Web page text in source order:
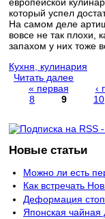
европейской
который успел
На самом деле
вовсе не так плохи,
запахом у них тоже
Кухня, кулинария
Читать далее
Страницы
« первая ‹
8
9 10
Новые статьи
Можно ли есть
Как встречать
Деформация
Японская чайная